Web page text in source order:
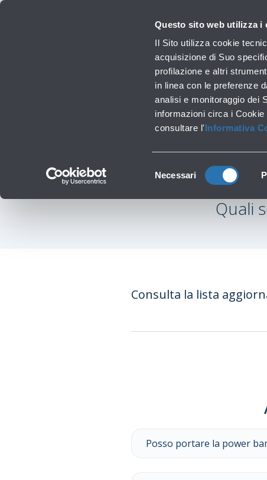
Questo sito web utilizza i
Il Sito utilizza cookie
acquisizione di Suo
profilazione e altri
in linea con le preferenze
analisi e monitoraggio dei
informazioni circa i
consultare l'Informativa
del
Necessari
Voli
Orari, destinazioni e info
Quali
Consulta la lista
Posso portare la power